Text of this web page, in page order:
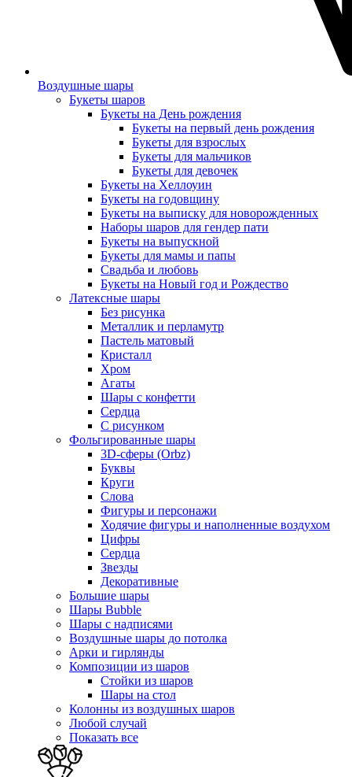
Воздушные шары
Букеты шаров
Букеты на День рождения
Букеты на первый день рождения
Букеты для взрослых
Букеты для мальчиков
Букеты для девочек
Букеты на Хеллоуин
Букеты на годовщину
Букеты на выписку для новорожденных
Наборы шаров для гендер пати
Букеты на выпускной
Букеты для мамы и папы
Свадьба и любовь
Букеты на Новый год и Рождество
Латексные шары
Без рисунка
Металлик и перламутр
Пастель матовый
Кристалл
Хром
Агаты
Шары с конфетти
Сердца
С рисунком
Фольгированные шары
3D-сферы (Orbz)
Буквы
Круги
Слова
Фигуры и персонажи
Ходячие фигуры и наполненные воздухом
Цифры
Сердца
Звезды
Декоративные
Большие шары
Шары Bubble
Шары с надписями
Воздушные шары до потолка
Арки и гирлянды
Композиции из шаров
Стойки из шаров
Шары на стол
Колонны из воздушных шаров
Любой случай
Показать все